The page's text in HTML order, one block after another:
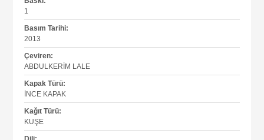
1
Basım Tarihi:
2013
Çeviren:
ABDULKERIM LALE
Kapak Türü:
İNCE KAPAK
Kağıt Türü:
KUŞE